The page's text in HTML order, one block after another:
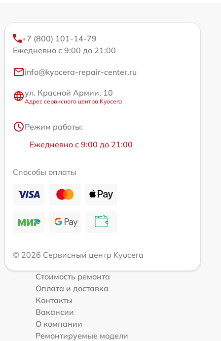
+7 (800) 101-14-79
Ежедневно с 9:00 до 21:00
info@kyocera-repair-center.ru
ул. Красной Армии, 10
Адрес сервисного центра Kyocera
Режим работы:
Ежедневно с 9:00 до 21:00
Способы оплаты
© 2026 Сервисный центр Kyocera
Стоимость ремонта
Оплата и доставка
Контакты
Вакансии
О компании
Ремонтируемые модели